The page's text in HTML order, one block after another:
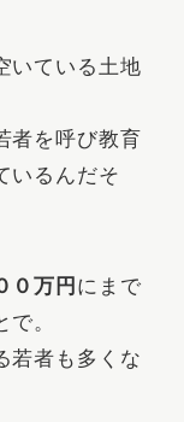
いている土地
者を呼び教育
いるんだそ
０万円 にまで
。
若者も多くな